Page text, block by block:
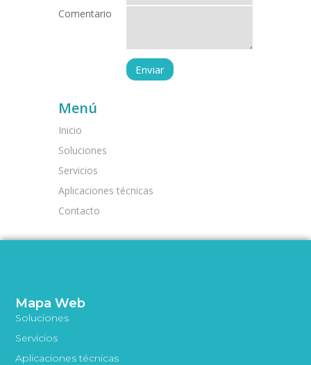
Comentario
Menú
Inicio
Soluciones
Servicios
Aplicaciones técnicas
Contacto
Mapa Web
Soluciones
Servicios
Aplicaciones técnicas